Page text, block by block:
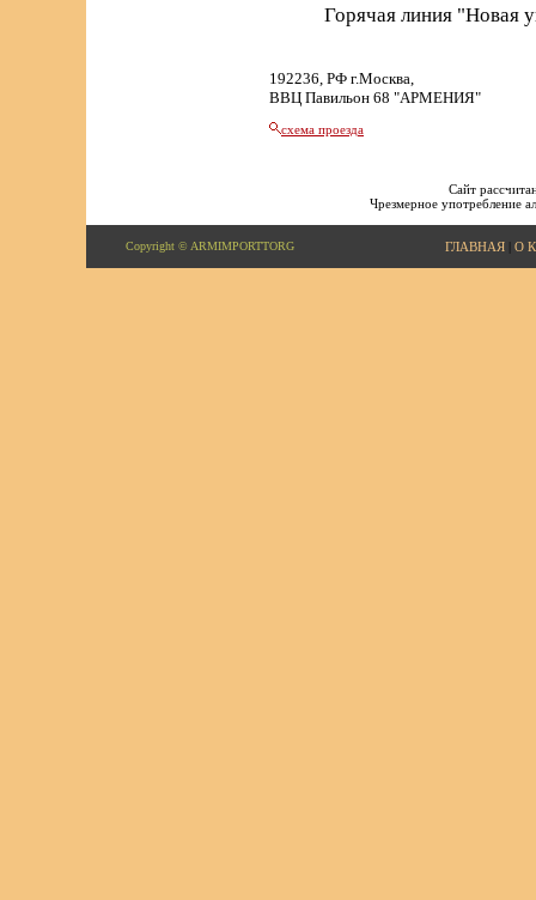
Горячая линия "Новая
192236, РФ г.Москва,
ВВЦ Павильон 68 "АРМЕНИЯ"
схема проезда
Сайт
Чрезмерное употребление
Copyright © ARMIMPORTTORG ГЛАВНАЯ| О